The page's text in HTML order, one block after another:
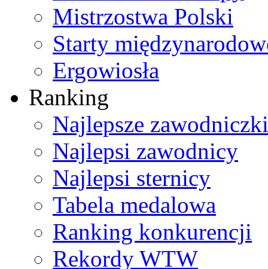
Mistrzostwa Polski
Starty
Ergowiosła
Ranking
Najlepsze zawodniczki
Najlepsi zawodnicy
Najlepsi sternicy
Tabela medalowa
Ranking konkurencji
Rekordy WTW